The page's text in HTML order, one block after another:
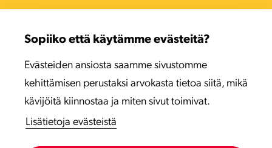
Sopiiko että käytämme evästeitä?
Evästeiden ansiosta saamme sivustomme
kehittämisen perustaksi arvokasta tietoa siitä, mikä
kävijöitä kiinnostaa ja miten sivut toimivat.
Lisätietoja evästeistä
Viro
Latvia